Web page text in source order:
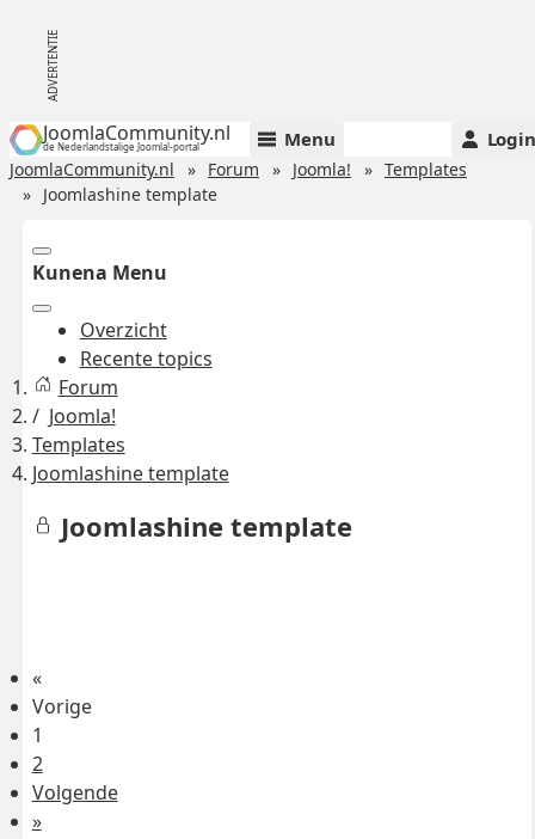
JoomlaCommunity.nl
de Nederlandstalige Joomla!-portal Menu Login
JoomlaCommunity.nl Forum Joomla!
Templates
Joomlashine template
Kunena Menu
Overzicht
Recente topics
Forum
Joomla!
Templates
Joomlashine template
Joomlashine template
«
Vorige
1
2
Volgende
»